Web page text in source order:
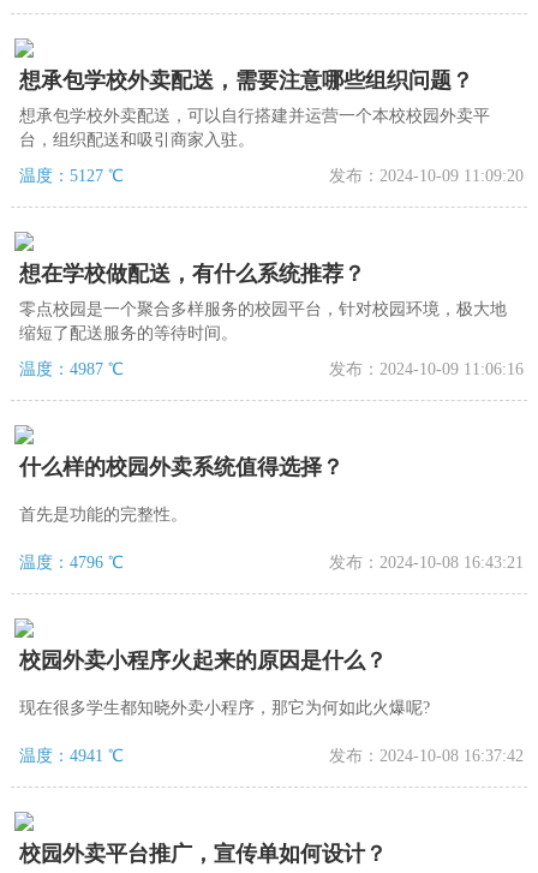
想承包学校外卖配送，需要注意哪些组织问题？
想承包学校外卖配送，可以自行搭建并运营一个本校校园外卖平
台，组织配送和吸引商家入驻。
温度：5127 ℃
发布：2024-10-09 11:09:20
想在学校做配送，有什么系统推荐？
零点校园是一个聚合多样服务的校园平台，针对校园环境，极大地
缩短了配送服务的等待时间。
温度：4987 ℃
发布：2024-10-09 11:06:16
什么样的校园外卖系统值得选择？
首先是功能的完整性。
温度：4796 ℃ 发布：2024-10-08 16:43:21
校园外卖小程序火起来的原因是什么？
现在很多学生都知晓外卖小程序，那它为何如此火爆呢?
温度：4941 ℃ 发布：2024-10-08 16:37:42
校园外卖平台推广，宣传单如何设计？